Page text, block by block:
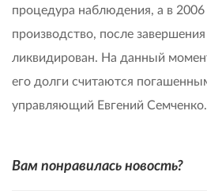
процедура наблюдения, а в 2006
производство, после
ликвидирован. На данный
его долги считаются
управляющий Евгений Семченко.
Вам понравилась новость?